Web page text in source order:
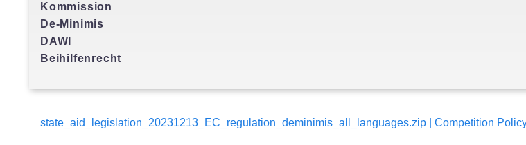
Kommission
De-Minimis
DAWI
Beihilfenrecht
state_aid_legislation_20231213_EC_regulation_deminimis_all_languages.zip | Competition